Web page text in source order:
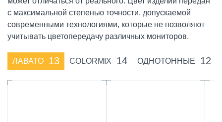
с максимальной степенью точности, допускаемой
современными технологиями, которые не позволяют
учитывать цветопередачу различных мониторов.
ЛАВАТО 13 COLORMIX 14 ОДНОТОННЫЕ 12